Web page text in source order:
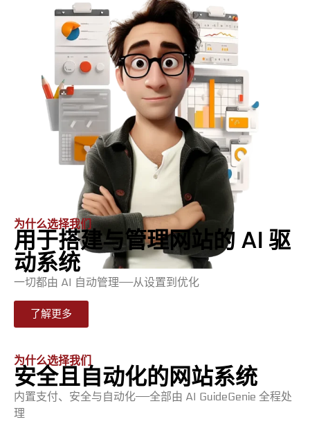
为什么选择我们
用于搭建与管理网站的 AI 驱
动系统
一切都由 AI 自动管理——从设置到优化
了解更多
为什么选择我们
安全且自动化的网站系统
内置支付、安全与自动化——全部由 AI GuideGenie 全程处
理